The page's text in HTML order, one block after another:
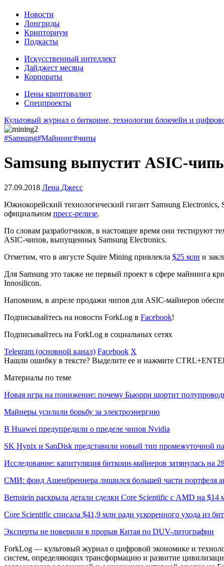
Новости
Лонгриды
Крипториум
Подкасты
Искусственный интеллект
Дайджест месяца
Корпораты
Цены криптовалют
Спецпроекты
Культовый журнал о биткоине, технологии блокчейн и
#Samsung#Майнинг#чипы
Samsung выпустит ASIC-
27.09.2018 Лена Джесс
Южнокорейский технологический гигант Samsung
официальном пресс-релизе.
По словам разработчиков, в настоящее время они тестируют
ASIC-чипов, выпущенных Samsung Electronics.
Отметим, что в августе Squire Mining привлекла $25 млн и
Для Samsung это также не первый проект в сфере майнинга
Innosilicon.
Напомним, в апреле продажи чипов для ASIC-майнеров
Подписывайтесь на новости ForkLog в Facebook!
Подписывайтесь на ForkLog в социальных сетях
Telegram (основной канал) Facebook X
Нашли ошибку в тексте? Выделите ее и нажмите
Материалы по теме
Новая игра на понижение: почему Бьюрри шортит
Майнеры усилили борьбу за электроэнергию
В Huawei предупредили о пределе чипов Nvidia
SK Hynix и SanDisk представили новый тип промежуточной
Исследование: капитуляция биткоин-майнеров затянулась на
СМИ: фонд Ашенбреннера лишился большей части портфеля
Bernstein раскрыла детали сделки Core Scientific с AMD на $14
Core Scientific списала $41,9 млн ради ускоренного ухода из
Эксперты не поверили в прорыв Китая по DUV-литографии
ForkLog — культовый журнал о цифровой экономике и
систем, определяющих трансформацию и развитие